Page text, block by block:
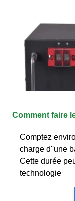
Comment faire
Comptez
charge d''une
Cette durée
technologie